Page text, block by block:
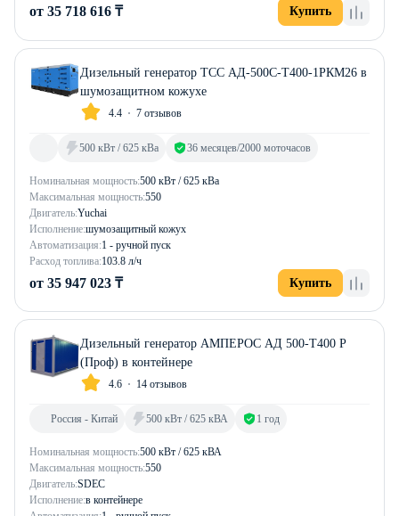
от 35 718 616 ₸ Купить
Дизельный генератор ТСС АД-500С-Т400-1РКМ26 в
шумозащитном кожухе
4.4 7 отзывов
Номинальная мощность:500 кВт / 625 кВа
Максимальная мощность:550
Двигатель:Yuchai
Исполнение:шумозащитный кожух
Автоматизация:1 - ручной пуск
Расход топлива:103.8 л/ч
500 кВт / 625 кВа 36 месяцев/2000 моточасов
от 35 947 023 ₸ Купить
Дизельный генератор АМПЕРОС АД 500-Т400 P
(Проф) в контейнере
4.6 14 отзывов
Номинальная мощность:500 кВт / 625 кВА
Максимальная мощность:550
Двигатель:SDEC
Исполнение:в контейнере
Россия - Китай 500 кВт / 625 кВА 1 год